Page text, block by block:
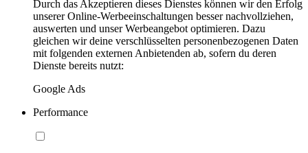
Durch das Akzeptieren dieses Dienstes können wir den Erfolg
unserer Online-Werbeeinschaltungen besser nachvollziehen,
auswerten und unser Werbeangebot optimieren. Dazu
gleichen wir deine verschlüsselten personenbezogenen Daten
mit folgenden externen Anbietenden ab, sofern du deren
Dienste bereits nutzt:
Google Ads
Performance